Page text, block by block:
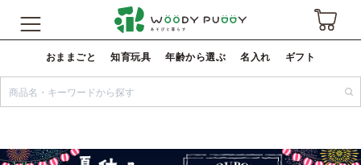
おままごと 知育玩具 年齢から選ぶ 名入れ ギフト